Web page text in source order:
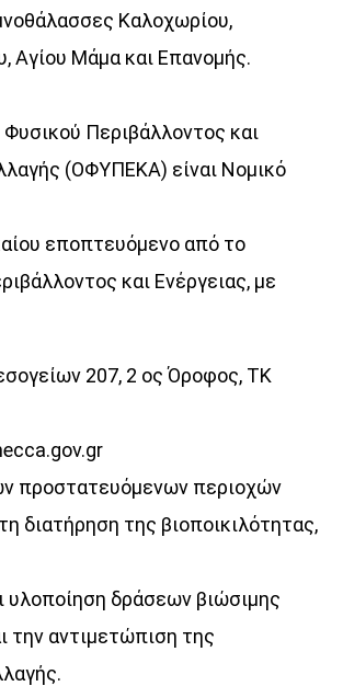
Καλοχωρίου,
Αγίου Μάμα και Επανομής.
Περιβάλλοντος και
(ΟΦΥΠΕΚΑ) είναι Νομικό
εποπτευόμενο από το
και Ενέργειας, με
207, 2 ος Όροφος, TK
προστατευόμενων περιοχών
διατήρηση της βιοποικιλότητας,
υλοποίηση δράσεων βιώσιμης
την αντιμετώπιση της